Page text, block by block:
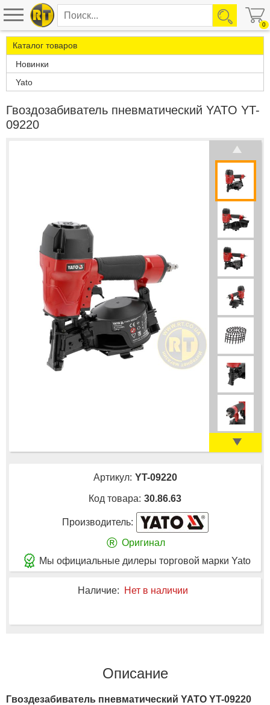
0
Каталог товаров
Новинки
Yato
Гвоздозабиватель пневматический YATO YT-
09220
Артикул: YT-09220
Код товара: 30.86.63
Производитель:
® Оригинал
Мы официальные дилеры торговой марки Yato
Наличие: Нет в наличии
Описание
Гвоздезабиватель пневматический YATO YT-09220